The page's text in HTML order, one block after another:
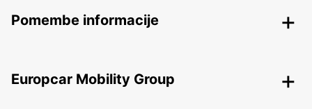
Pomembe informacije
Europcar Mobility Group